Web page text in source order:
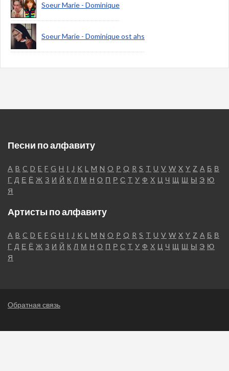
Soeur Marie - Dominique
Soeur Marie - Dominique ost ahs
Песни по алфавиту
A B C D E F G H I J K L M N O P Q R S T U V W X Y Z А Б В
Г Д Е Ё Ж З И Й К Л М Н О П Р С Т У Ф Х Ц Ч Щ Ш Ы Э Ю
Я
Артисты по алфавиту
A B C D E F G H I J K L M N O P Q R S T U V W X Y Z А Б В
Г Д Е Ё Ж З И Й К Л М Н О П Р С Т У Ф Х Ц Ч Щ Ш Ы Э Ю
Я
Обратная связь